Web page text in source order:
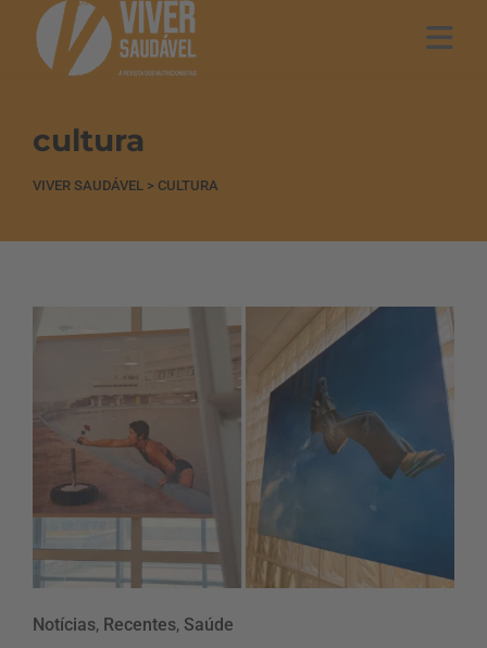
cultura
VIVER SAUDÁVEL > CULTURA
Notícias, Recentes, Saúde